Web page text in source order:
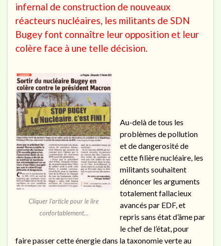
infernal de construction de nouveaux
réacteurs nucléaires, les militants de SDN
Bugey font connaître leur opposition et leur
colère face à une telle décision.
Cliquer l’article pour le lire
confortablement…
Au-delà de tous les
problèmes de pollution
et de dangerosité de
cette filière nucléaire, les
militants souhaitent
dénoncer les arguments
totalement fallacieux
avancés par EDF, et
repris sans état d’âme par
le chef de l’état, pour
faire passer cette énergie dans la taxonomie verte au